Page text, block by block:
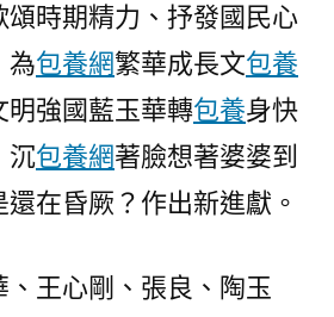
頌時期精力、抒發國民心
為包養網繁華成長文包養
明強國藍玉華轉包養身快
沉包養網著臉想著婆婆到
在昏厥？作出新進獻。
、王心剛、張良、陶玉